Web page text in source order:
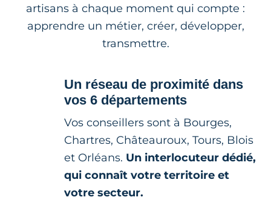
artisans à chaque moment qui compte :
apprendre un métier, créer, développer,
transmettre.
Un réseau de proximité dans
vos 6 départements
Vos conseillers sont à Bourges,
Chartres, Châteauroux, Tours, Blois
et Orléans. Un interlocuteur dédié,
qui connaît votre territoire et
votre secteur.